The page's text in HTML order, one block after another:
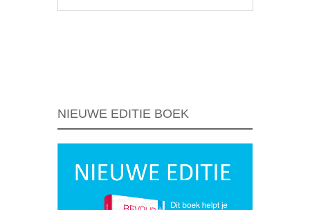
NIEUWE EDITIE BOEK